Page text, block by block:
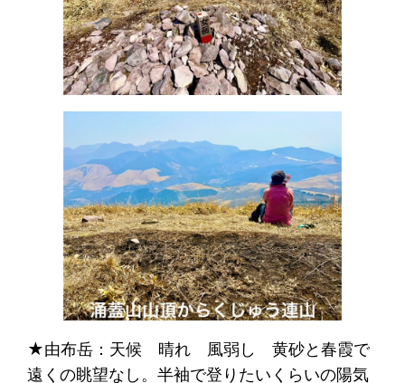
★由布岳：天候 晴れ 風弱し 黄砂と春霞で
遠くの眺望なし。半袖で登りたいくらいの陽気